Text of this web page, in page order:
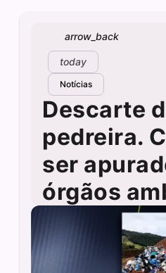
arrow_back
today
Notícias
Descarte
pedreira.
ser
órgãos